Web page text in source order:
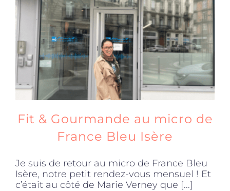
Produits sains
Click and collect
Traiteur
Accessoires
Fit & Gourmande au micro de
France Bleu Isère
Je suis de retour au micro de France Bleu
Isère, notre petit rendez-vous mensuel ! Et
c’était au côté de Marie Verney que [...]